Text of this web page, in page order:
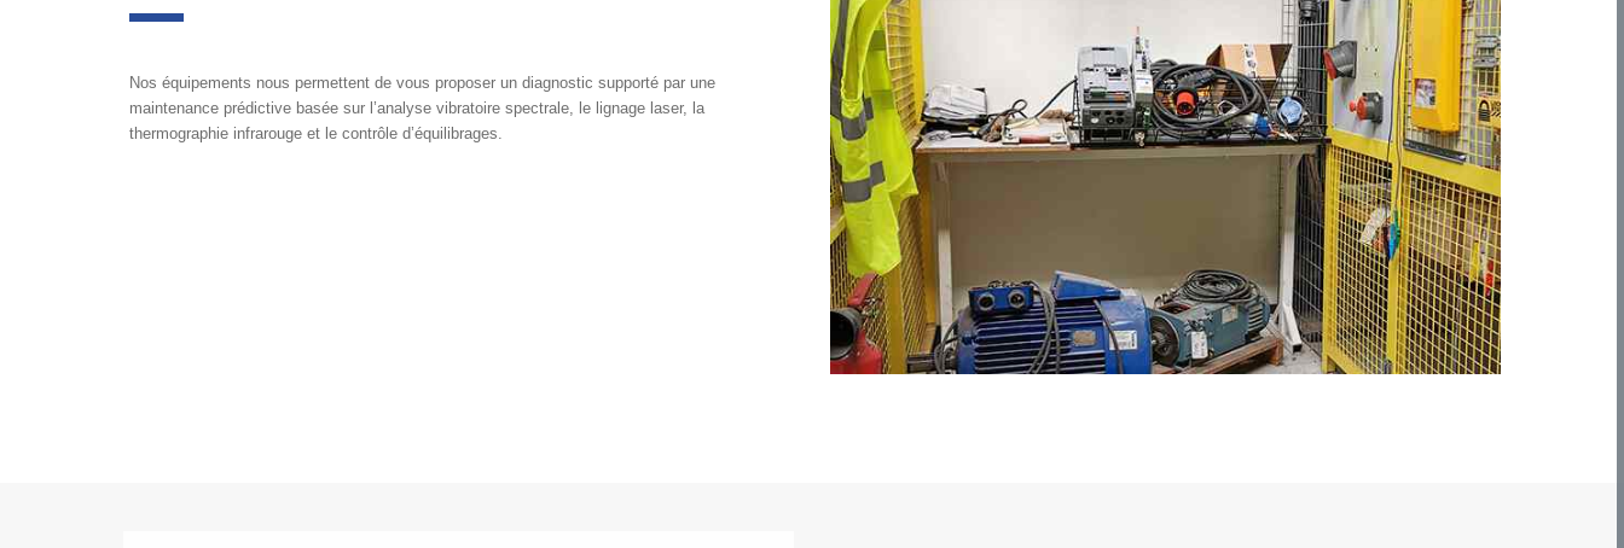
Nos équipements nous permettent de vous proposer un diagnostic supporté par une
maintenance prédictive basée sur l’analyse vibratoire spectrale, le lignage laser, la
thermographie infrarouge et le contrôle d’équilibrages.